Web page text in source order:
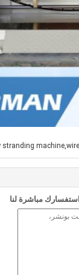
stranding
مباشرة لنا